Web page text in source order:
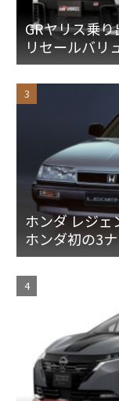
GRヤリス乗
リセールバリ
ホンダ レジェ
ホンダ初の3
ンとハードト